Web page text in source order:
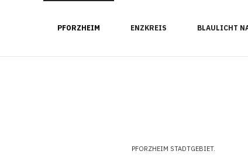
PFORZHEIM ENZKREIS BLAULICHT
PFORZHEIM STADTGEBIET